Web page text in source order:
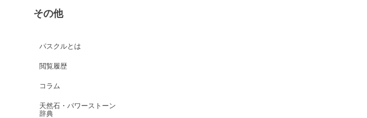
その他
パスクルとは
閲覧履歴
コラム
天然石・パワーストーン
辞典